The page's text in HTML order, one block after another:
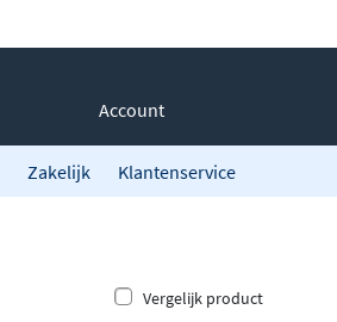
Account
Zakelijk Klantenservice
Vergelijk product